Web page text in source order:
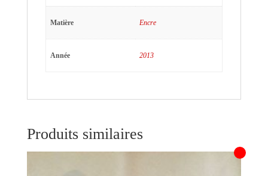
Matière Encre
Année 2013
Produits similaires